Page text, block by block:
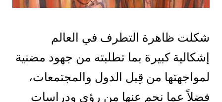
ظاهرة التطرف في العالم
كبيرة بما تطلبته من جهود مضنية
من قِبل الدول والمجتمعات،
عما نجم عنها من رؤى ودراسات